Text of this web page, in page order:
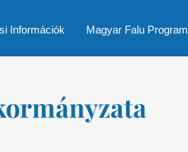
Információk Magyar Falu Program